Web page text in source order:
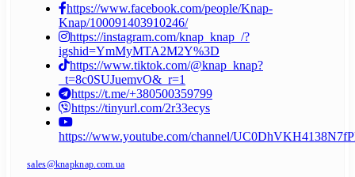
https://www.facebook.com/people/Knap-
Knap/100091403910246/
https://instagram.com/knap_knap_/?
igshid=YmMyMTA2M2Y%3D
https://www.tiktok.com/@knap_knap?
_t=8c0SUJuemvO&_r=1
https://t.me/+380500359799
https://tinyurl.com/2r33ecys
https://www.youtube.com/channel/
sales@knapknap.com.ua